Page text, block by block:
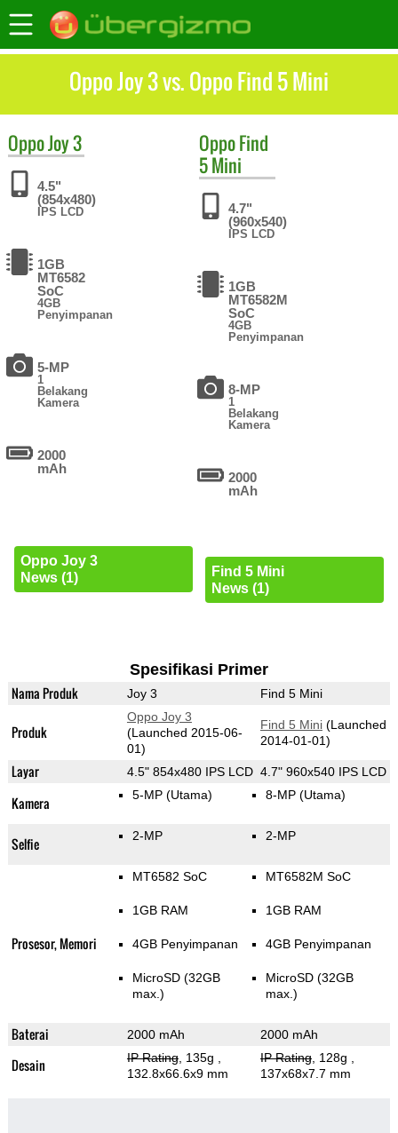
Oppo Joy 3 vs. Oppo Find 5 Mini
OppoJoy 3
4.5"
(854x480)
IPS LCD
1GB
MT6582
SoC
4GB
Penyimpanan
5-MP
1
Belakang
Kamera
2000
mAh
Oppo Joy 3
News (1)
OppoFind
5 Mini
4.7"
(960x540)
IPS LCD
1GB
MT6582M
SoC
4GB
Penyimpanan
8-MP
1
Belakang
Kamera
2000
mAh
Find 5 Mini
News (1)
Spesifikasi Primer
Nama Produk Joy 3 Find 5 Mini
Produk
Oppo Joy 3
(Launched 2015-06-
01)
Find 5 Mini(Launched
2014-01-01)
Layar 4.5" 854x480 IPS LCD 4.7" 960x540 IPS LCD
Kamera 5-MP (Utama) 8-MP (Utama)
Selfie 2-MP 2-MP
Prosesor, Memori
MT6582 SoC
1GB RAM
4GB Penyimpanan
MicroSD (32GB
max.)
MT6582M SoC
1GB RAM
4GB Penyimpanan
MicroSD (32GB
max.)
Baterai 2000 mAh 2000 mAh
Desain IP Rating, 135g
132.8x66.6x9 mm
IP Rating, 128g
137x68x7.7 mm